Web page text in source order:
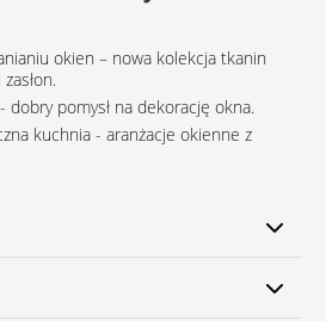
okien – nowa kolekcja tkanin
dobry pomysł na dekorację okna.
kuchnia - aranżacje okienne z